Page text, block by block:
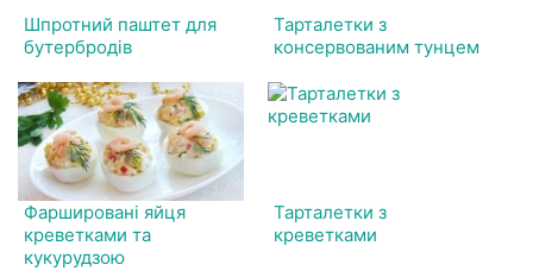
Шпротний паштет для
бутербродів
Тарталетки з
консервованим тунцем
Фаршировані яйця
креветками та
кукурудзою
Тарталетки з
креветками